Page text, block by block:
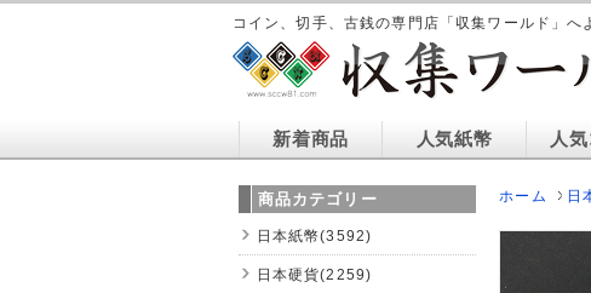
コイン、切手、古銭の専門店「収集ワールド」へ
新着商品 人気紙幣 人
ホーム 日
商品カテゴリー
日本紙幣(3592)
日本硬貨(2259)